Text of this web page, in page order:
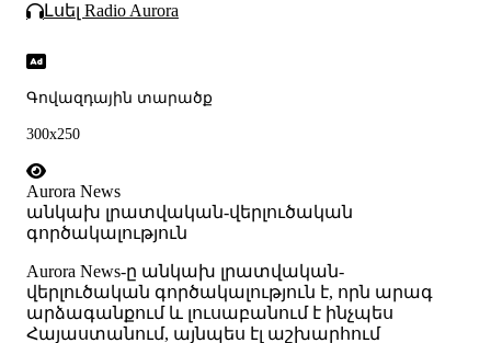
Լսել Radio Aurora
Գովազդային տարածք
300x250
Aurora News
անկախ լրատվական-վերլուծական
գործակալություն
Аurora News-ը անկախ լրատվական-
վերլուծական գործակալություն է, որն արագ
արձագանքում և լուսաբանում է ինչպես
Հայաստանում, այնպես էլ աշխարհում